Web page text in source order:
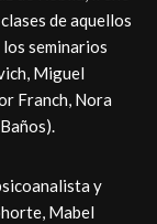
de aquellos
seminarios
Miguel
Franch, Nora
y
Mabel